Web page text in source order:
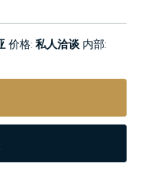
价格:私人洽谈 内部: